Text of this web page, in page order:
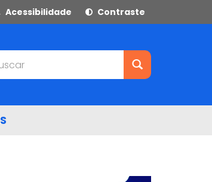
Acessibilidade Contraste
Buscar